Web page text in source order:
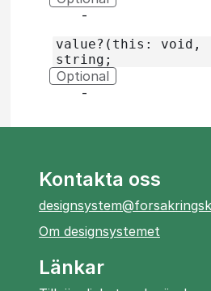
‐
value?(this: void,
string;
Optional
‐
Kontakta oss
Om designsystemet
Länkar